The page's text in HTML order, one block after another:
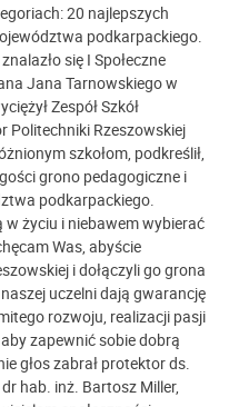
20 najlepszych
podkarpackiego.
się I Społeczne
Jana Tarnowskiego w
Zespół Szkół
Politechniki Rzeszowskiej
szkołom, podkreślił,
grono pedagogiczne i
podkarpackiego.
w życiu i niebawem wybierać
Was, abyście
i dołączyli go grona
uczelni dają gwarancję
rozwoju, realizacji pasji
zapewnić sobie dobrą
głos zabrał protektor ds.
hab. inż. Bartosz Miller,